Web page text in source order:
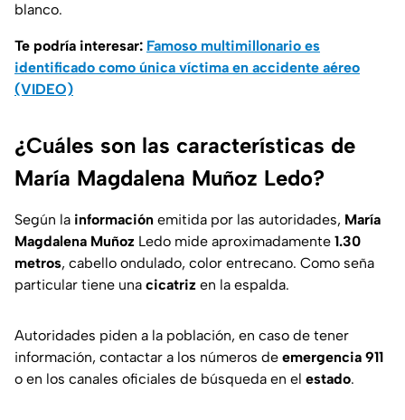
blanco.
Te podría interesar: Famoso multimillonario es
identificado como única víctima en accidente aéreo
(VIDEO)
¿Cuáles son las características de
María Magdalena Muñoz Ledo?
Según la información emitida por las autoridades, María
Magdalena Muñoz Ledo mide aproximadamente 1.30
metros, cabello ondulado, color entrecano. Como seña
particular tiene una cicatriz en la espalda.
Autoridades piden a la población, en caso de tener
información, contactar a los números de emergencia 911
o en los canales oficiales de búsqueda en el estado.